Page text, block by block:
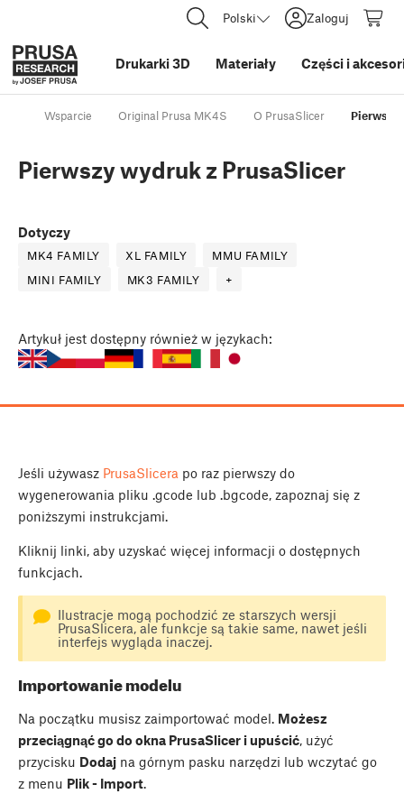
Polski Zaloguj
Drukarki 3D Materiały Części i
Wsparcie Original Prusa MK4S O PrusaSlicer Pierwszy
Pierwszy wydruk z PrusaSlicer
Dotyczy
MK4 FAMILY XL FAMILY
MMU FAMILY
MINI FAMILY
MK3 FAMILY +
Artykuł jest dostępny również w językach:
Jeśli używasz PrusaSlicera po raz pierwszy do
wygenerowania pliku .gcode lub .bgcode, zapoznaj się z
poniższymi instrukcjami.
Kliknij linki, aby uzyskać więcej informacji o dostępnych
funkcjach.
Ilustracje mogą pochodzić ze starszych wersji
PrusaSlicera, ale funkcje są takie same, nawet jeśli
interfejs wygląda inaczej.
Importowanie modelu
Na początku musisz zaimportować model. Możesz
przeciągnąć go do okna PrusaSlicer i upuścić, użyć
przycisku Dodaj na górnym pasku narzędzi lub wczytać go
z menu Plik - Import.